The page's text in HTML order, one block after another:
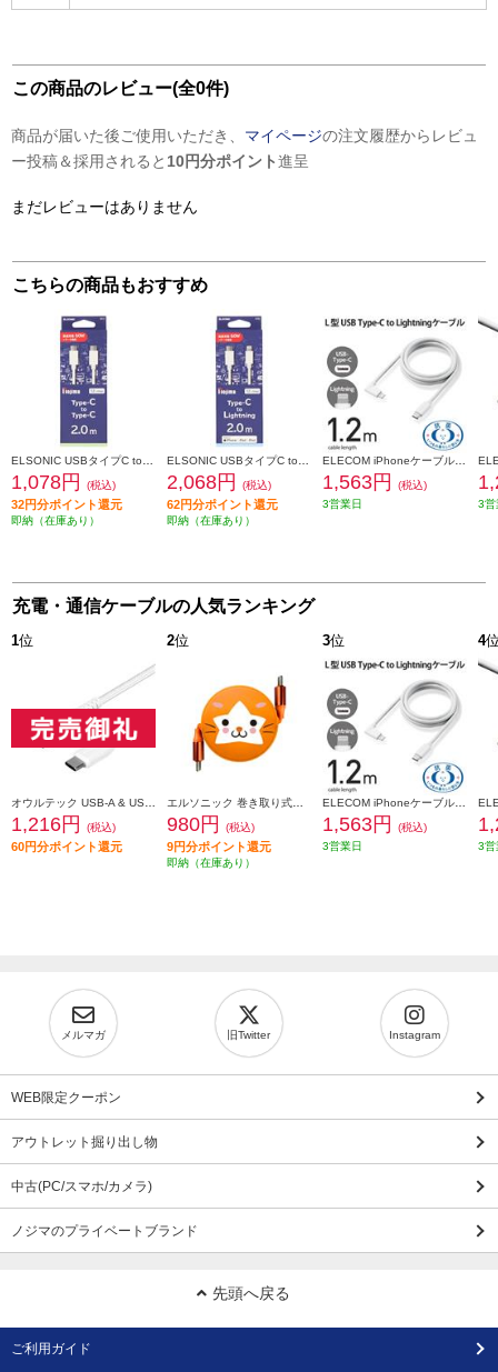
この商品のレビュー(全0件)
商品が届いた後ご使用いただき、 マイページの注文履歴からレビュ
ー投稿＆採用されると 10円分ポイント進呈
まだレビューはありません
こちらの商品もおすすめ
1,078円 (税込)
32円分ポイント還元
即納（在庫あり）
2,068円 (税込)
62円分ポイント還元
即納（在庫あり）
1,563円
(税込)
3営業日
3営
充電・通信ケーブルの人気ランキング
1位
1,216円 (税込)
60円分ポイント還元
2位
980円 (税込)
9円分ポイント還元
即納（在庫あり）
3位
1,563円
(税込)
3営業日
4
3営
メルマガ 旧Twitter Instagram
WEB限定クーポン
アウトレット掘り出し物
中古(PC/スマホ/カメラ)
ノジマのプライベートブランド
先頭へ戻る
ご利用ガイド